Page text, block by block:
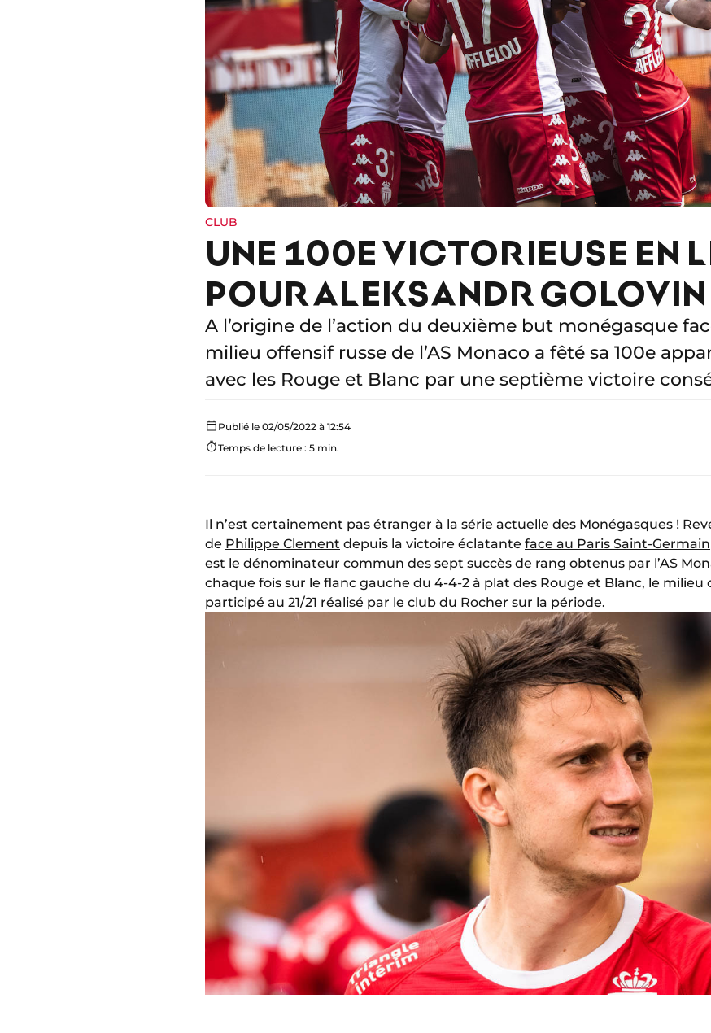
CLUB
UNE 100E VICTORIEUSE EN
POUR ALEKSANDR GOLOVIN
A l’origine de l’action du deuxième but monégasque
milieu offensif russe de l’AS Monaco a fêté sa 100e
avec les Rouge et Blanc par une septième victoire
Publié le 02/05/2022 à 12:54
Temps de lecture : 5 min.
Il n’est certainement pas étranger à la série actuelle des Monégasques !
de Philippe Clement depuis la victoire éclatante face au Paris Saint-Germain
est le dénominateur commun des sept succès de rang obtenus par l’AS
chaque fois sur le flanc gauche du 4-4-2 à plat des Rouge et Blanc, le milieu
participé au 21/21 réalisé par le club du Rocher sur la période.